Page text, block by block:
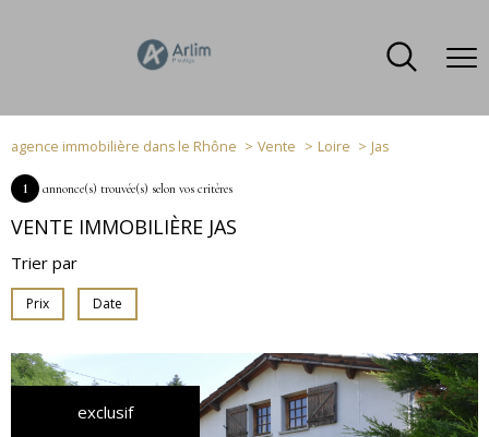
agence immobilière dans le Rhône Vente Loire Jas
1 annonce(s) trouvée(s) selon vos critères
VENTE IMMOBILIÈRE JAS
Trier par
Prix Date
exclusif